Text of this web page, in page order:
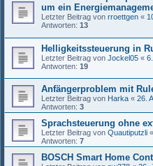
um ein
Letzter Beitrag von rroettgen «
Antworten: 13
Helligkeitssteuerung in
Letzter Beitrag von Jockel05 «
Antworten: 19
Anfängerproblem mit
Letzter Beitrag von Harka « 26.
Antworten: 3
Sprachsteuerung ohne
Letzter Beitrag von Quautiputzli «
Antworten: 7
BOSCH Smart Home